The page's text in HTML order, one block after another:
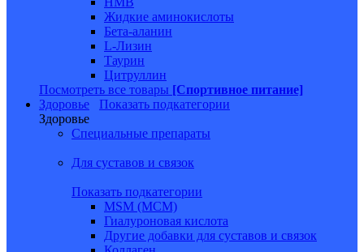
Жидкие аминокислоты
Бета-аланин
L-Лизин
Таурин
Цитруллин
Посмотреть все товары [Спортивное питание]
Здоровье
Показать подкатегории
Здоровье
Специальные препараты
Для суставов и связок
Показать подкатегории
MSM (МСМ)
Гиалуроновая кислота
Другие добавки для суставов и связок